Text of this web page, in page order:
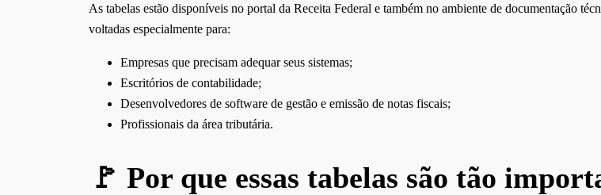
As tabelas estão disponíveis no portal da Receita Federal e também no ambiente de documentação
voltadas especialmente para:
Empresas que precisam adequar seus sistemas;
Escritórios de contabilidade;
Desenvolvedores de software de gestão e emissão de notas fiscais;
Profissionais da área tributária.
🚩 Por que essas tabelas são tão